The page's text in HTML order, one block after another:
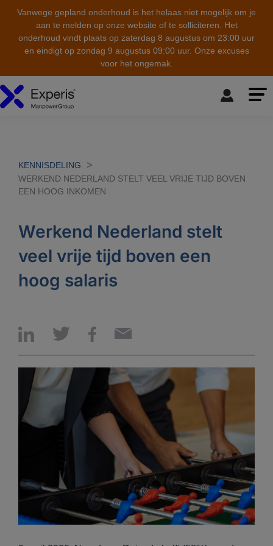
Vanwege gepland onderhoud is het helaas niet mogelijk om je
aan te melden op onze website of te solliciteren. Het
onderhoud vindt plaats op zaterdag 8 augustus om 23:00 uur
en eindigt op zondag 9 augustus 09:00 uur. Onze excuses
voor het ongemak.
skip to the main content
KENNISDELING
WERKEND NEDERLAND STELT VEEL VRIJE TIJD BOVEN
EEN HOOG INKOMEN
Werkend Nederland stelt
veel vrije tijd boven een
hoog salaris